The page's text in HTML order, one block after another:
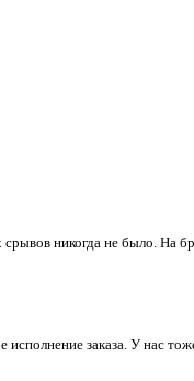
никогда не было.
заказа. У нас